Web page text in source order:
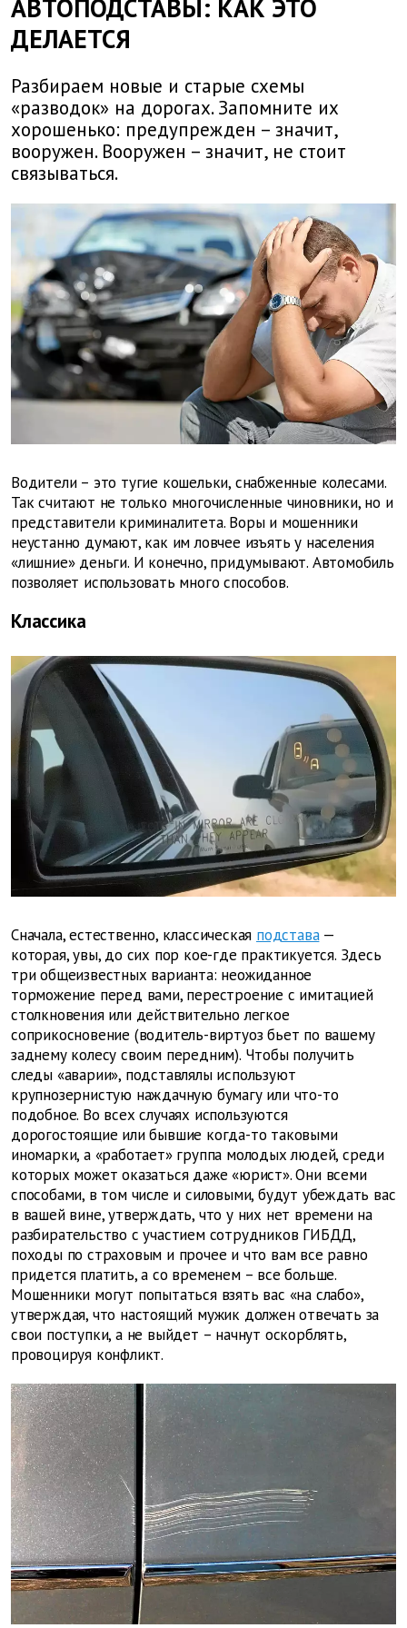
АВТОПОДСТАВЫ: КАК ЭТО
ДЕЛАЕТСЯ
Разбираем новые и старые схемы
«разводок» на дорогах. Запомните их
хорошенько: предупрежден – значит,
вооружен. Вооружен – значит, не стоит
связываться.
Водители – это тугие кошельки, снабженные колесами.
Так считают не только многочисленные чиновники, но и
представители криминалитета. Воры и мошенники
неустанно думают, как им ловчее изъять у населения
«лишние» деньги. И конечно, придумывают. Автомобиль
позволяет использовать много способов.
Классика
Сначала, естественно, классическая подстава—
которая, увы, до сих пор кое-где практикуется. Здесь
три общеизвестных варианта: неожиданное
торможение перед вами, перестроение с имитацией
столкновения или действительно легкое
соприкосновение (водитель-виртуоз бьет по вашему
заднему колесу своим передним). Чтобы получить
следы «аварии», подставлялы используют
крупнозернистую наждачную бумагу или что-то
подобное. Во всех случаях используются
дорогостоящие или бывшие когда-то таковыми
иномарки, а «работает» группа молодых людей, среди
которых может оказаться даже «юрист». Они всеми
способами, в том числе и силовыми, будут убеждать вас
в вашей вине, утверждать, что у них нет времени на
разбирательство с участием сотрудников ГИБДД,
походы по страховым и прочее и что вам все равно
придется платить, а со временем – все больше.
Мошенники могут попытаться взять вас «на слабо»,
утверждая, что настоящий мужик должен отвечать за
свои поступки, а не выйдет – начнут оскорблять,
провоцируя конфликт.